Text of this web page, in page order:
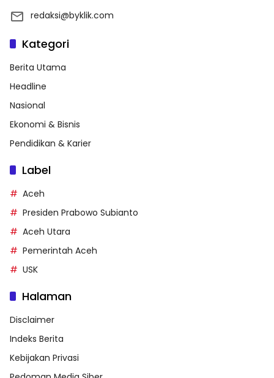
redaksi@byklik.com
Kategori
Berita Utama
Headline
Nasional
Ekonomi & Bisnis
Pendidikan & Karier
Label
Aceh
Presiden Prabowo Subianto
Aceh Utara
Pemerintah Aceh
USK
Halaman
Disclaimer
Indeks Berita
Kebijakan Privasi